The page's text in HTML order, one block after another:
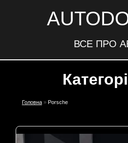
ВСЕ ПРО
Головна» Porsche